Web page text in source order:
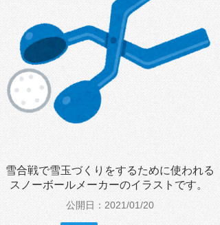
雪合戦で雪玉づくりをするために使われる
スノーボールメーカーのイラストです。
公開日：2021/01/20